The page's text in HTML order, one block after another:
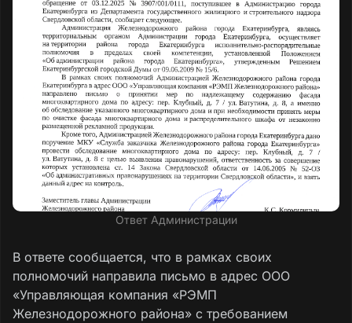
Ответ Администрации
В ответе сообщается, что в рамках своих
полномочий направила письмо в адрес ООО
«Управляющая компания «РЭМП
Железнодорожного района» с требованием